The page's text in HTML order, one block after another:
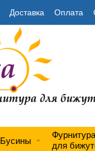
Доставка Оплата
Бусины
Фурнитура
для